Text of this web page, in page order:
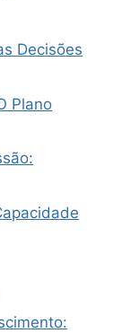
Decisões
Plano